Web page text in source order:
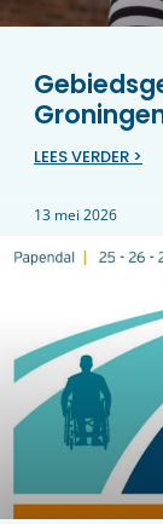
LEES VERDER >
13 mei 2026